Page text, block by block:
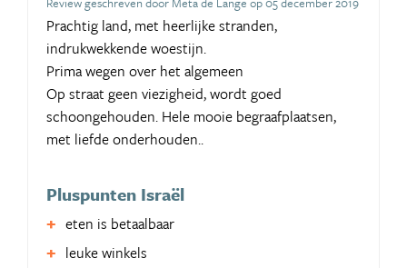
Prachtig land, met heerlijke stranden,
indrukwekkende woestijn.
Prima wegen over het algemeen
Op straat geen viezigheid, wordt goed
schoongehouden. Hele mooie begraafplaatsen,
met liefde onderhouden..
Pluspunten Israël
eten is betaalbaar
leuke winkels